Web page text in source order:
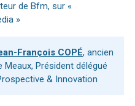
de Bfm, sur «
»
François COPÉ, ancien
Meaux, Président délégué
& Innovation